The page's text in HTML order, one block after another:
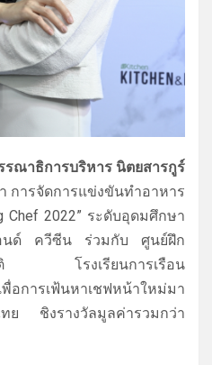
ณาธิการบริหาร นิตยสารกูร์
การจัดการแข่งขันทำอาหาร
Chef 2022” ระดับอุดมศึกษา
นด์ ควีซีน ร่วมกับ ศูนย์ฝึก
าติ โรงเรียนการเรือน
การเฟ้นหาเชฟหน้าใหม่มา
ทย ชิงรางวัลมูลค่ารวมกว่า